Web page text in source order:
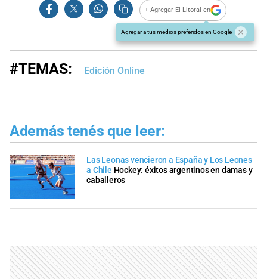
+ Agregar El Litoral en
Agregar a tus medios preferidos en Google
#TEMAS: Edición Online
Además tenés que leer:
Las Leonas vencieron a España y Los Leones
a Chile Hockey: éxitos argentinos en damas y
caballeros